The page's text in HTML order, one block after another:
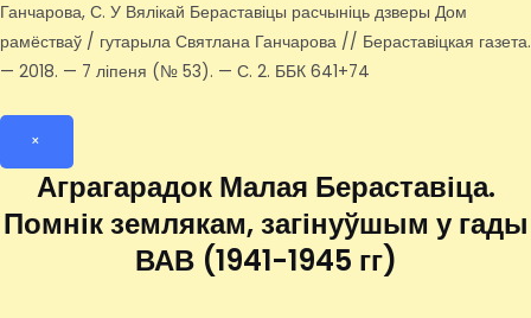
Ганчарова, С. У Вялікай Бераставіцы расчыніць дзверы Дом
рамёстваў / гутарыла Святлана Ганчарова // Бераставіцкая газета.
— 2018. — 7 ліпеня (№ 53). — С. 2. ББК 641+74
×
Аграгарадок Малая Бераставіца.
Помнік землякам, загінуўшым у гады
ВАВ (1941-1945 гг)